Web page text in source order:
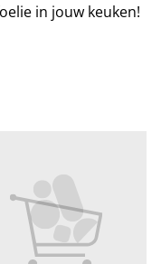
in jouw keuken!